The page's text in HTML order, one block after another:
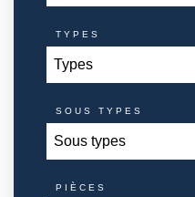
TYPES
Types
SOUS TYPES
Sous types
PIÈCES